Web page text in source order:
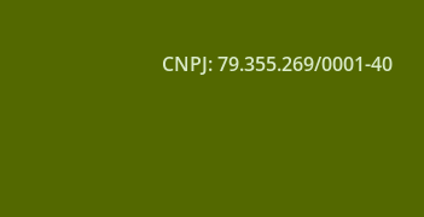
CNPJ: 79.355.269/0001-40